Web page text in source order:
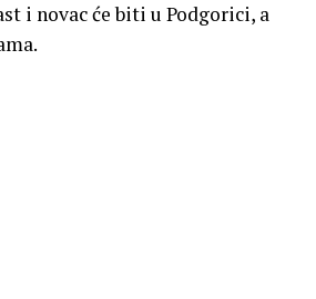
i novac će biti u Podgorici, a